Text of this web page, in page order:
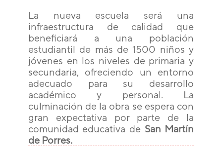
La nueva escuela será una
infraestructura de calidad que
beneficiará a una población
estudiantil de más de 1500 niños y
jóvenes en los niveles de primaria y
secundaria, ofreciendo un entorno
adecuado para su desarrollo
académico y personal. La
culminación de la obra se espera con
gran expectativa por parte de la
comunidad educativa de San Martín
de Porres.